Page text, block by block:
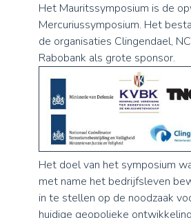
Het Mauritssymposium is de
Mercuriussymposium. Het
de organisaties Clingendael,
Rabobank als grote sponsor.
Het doel van het symposium
met name het bedrijfsleven
in te stellen op de noodzaak
huidige geopolieke